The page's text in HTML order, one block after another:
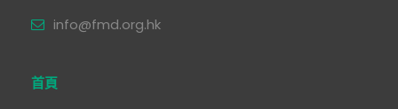
info@fmd.org.hk
首頁